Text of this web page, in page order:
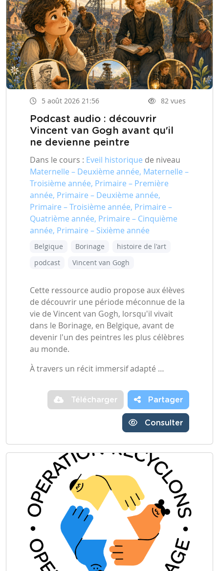
5 août 2026 21:56 82 vues
Podcast audio : découvrir
Vincent van Gogh avant qu'il
ne devienne peintre
Dans le cours : Eveil historique de niveau
Maternelle – Deuxième année, Maternelle –
Troisième année, Primaire – Première
année, Primaire – Deuxième année,
Primaire – Troisième année, Primaire –
Quatrième année, Primaire – Cinquième
année, Primaire – Sixième année
Belgique Borinage
histoire de l'art
podcast
Vincent van Gogh
Cette ressource audio propose aux élèves
de découvrir une période méconnue de la
vie de Vincent van Gogh, lorsqu'il vivait
dans le Borinage, en Belgique, avant de
devenir l'un des peintres les plus célèbres
au monde.
À travers un récit immersif adapté …
Télécharger Partager
Consulter